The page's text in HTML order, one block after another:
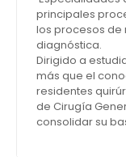
principales
los procesos de
diagnóstica.
Dirigido a
más que el
residentes
de Cirugía
consolidar su